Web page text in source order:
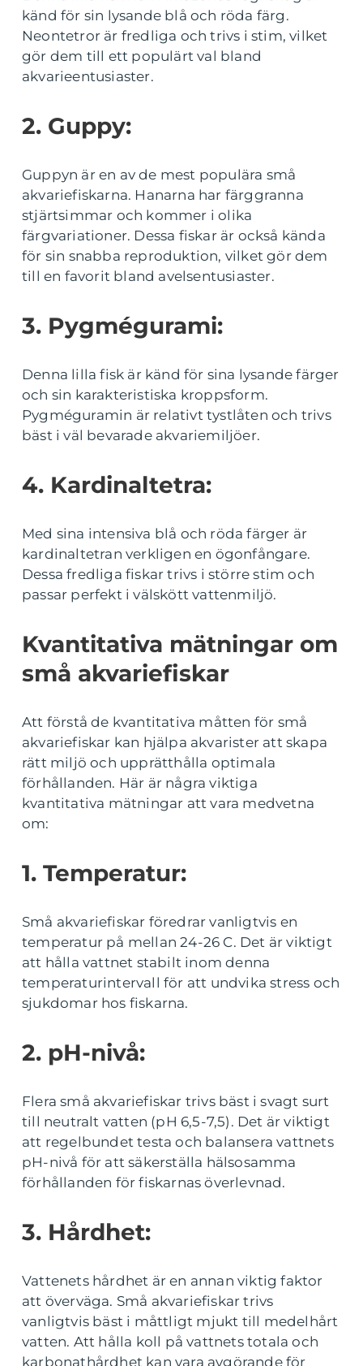
känd för sin lysande blå och röda färg.
Neontetror är fredliga och trivs i stim, vilket
gör dem till ett populärt val bland
akvarieentusiaster.
2. Guppy:
Guppyn är en av de mest populära små
akvariefiskarna. Hanarna har färggranna
stjärtsimmar och kommer i olika
färgvariationer. Dessa fiskar är också kända
för sin snabba reproduktion, vilket gör dem
till en favorit bland avelsentusiaster.
3. Pygmégurami:
Denna lilla fisk är känd för sina lysande färger
och sin karakteristiska kroppsform.
Pygméguramin är relativt tystlåten och trivs
bäst i väl bevarade akvariemiljöer.
4. Kardinaltetra:
Med sina intensiva blå och röda färger är
kardinaltetran verkligen en ögonfångare.
Dessa fredliga fiskar trivs i större stim och
passar perfekt i välskött vattenmiljö.
Kvantitativa mätningar om
små akvariefiskar
Att förstå de kvantitativa måtten för små
akvariefiskar kan hjälpa akvarister att skapa
rätt miljö och upprätthålla optimala
förhållanden. Här är några viktiga
kvantitativa mätningar att vara medvetna
om:
1. Temperatur:
Små akvariefiskar föredrar vanligtvis en
temperatur på mellan 24-26 C. Det är viktigt
att hålla vattnet stabilt inom denna
temperaturintervall för att undvika stress och
sjukdomar hos fiskarna.
2. pH-nivå:
Flera små akvariefiskar trivs bäst i svagt surt
till neutralt vatten (pH 6,5-7,5). Det är viktigt
att regelbundet testa och balansera vattnets
pH-nivå för att säkerställa hälsosamma
förhållanden för fiskarnas överlevnad.
3. Hårdhet:
Vattenets hårdhet är en annan viktig faktor
att överväga. Små akvariefiskar trivs
vanligtvis bäst i måttligt mjukt till medelhårt
vatten. Att hålla koll på vattnets totala och
karbonathårdhet kan vara avgörande för